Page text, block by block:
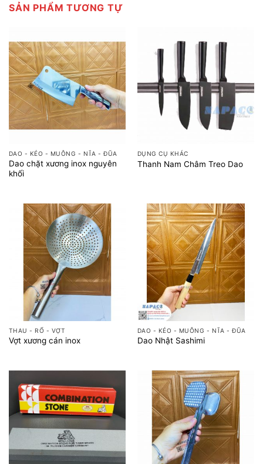
SẢN PHẨM TƯƠNG TỰ
DAO - KÉO - MUỖNG - NĨA - ĐŨA
Dao chặt xương inox nguyên
khối
DỤNG CỤ KHÁC
Thanh Nam Châm Treo Dao
THAU - RỔ - VỢT
Vợt xương cán inox
DAO - KÉO - MUỖNG - NĨA - ĐŨA
Dao Nhật Sashimi